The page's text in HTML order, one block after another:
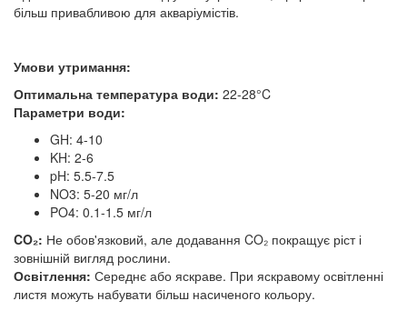
більш привабливою для акваріумістів.
Умови утримання:
Оптимальна температура води: 22-28°C
Параметри води:
GH: 4-10
KH: 2-6
pH: 5.5-7.5
NO3: 5-20 мг/л
PO4: 0.1-1.5 мг/л
CO₂: Не обов'язковий, але додавання CO₂ покращує ріст і
зовнішній вигляд рослини.
Освітлення: Середнє або яскраве. При яскравому освітленні
листя можуть набувати більш насиченого кольору.